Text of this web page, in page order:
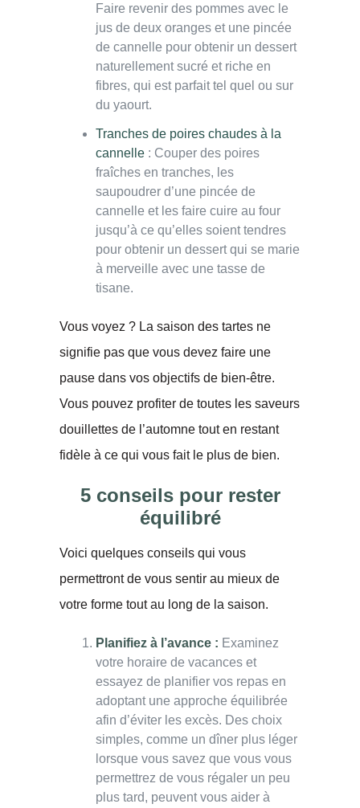
Faire revenir des pommes avec le
jus de deux oranges et une pincée
de cannelle pour obtenir un dessert
naturellement sucré et riche en
fibres, qui est parfait tel quel ou sur
du yaourt.
Tranches de poires chaudes à la
cannelle : Couper des poires
fraîches en tranches, les
saupoudrer d’une pincée de
cannelle et les faire cuire au four
jusqu’à ce qu’elles soient tendres
pour obtenir un dessert qui se marie
à merveille avec une tasse de
tisane.
Vous voyez ? La saison des tartes ne
signifie pas que vous devez faire une
pause dans vos objectifs de bien-être.
Vous pouvez profiter de toutes les saveurs
douillettes de l’automne tout en restant
fidèle à ce qui vous fait le plus de bien.
5 conseils pour rester
équilibré
Voici quelques conseils qui vous
permettront de vous sentir au mieux de
votre forme tout au long de la saison.
Planifiez à l’avance : Examinez
votre horaire de vacances et
essayez de planifier vos repas en
adoptant une approche équilibrée
afin d’éviter les excès. Des choix
simples, comme un dîner plus léger
lorsque vous savez que vous vous
permettrez de vous régaler un peu
plus tard, peuvent vous aider à